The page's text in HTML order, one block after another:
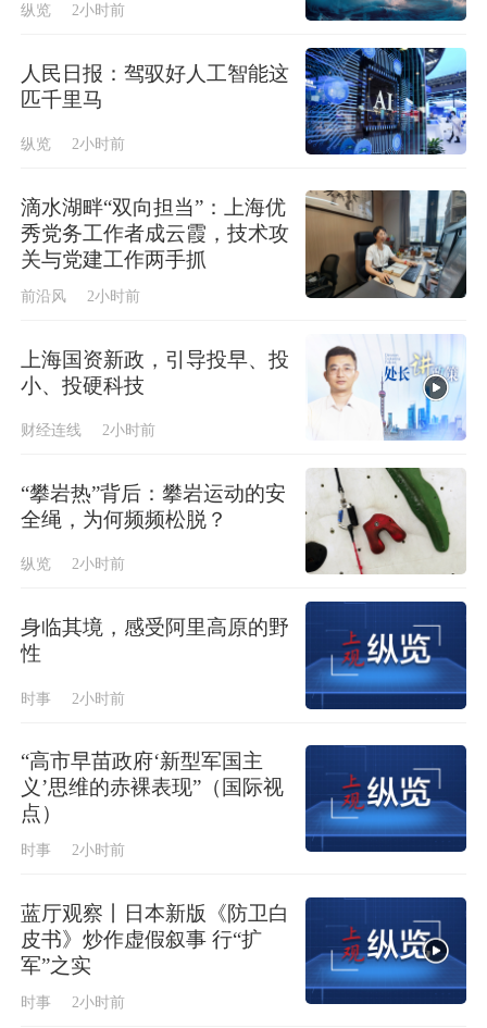
纵览 2小时前
人民日报：驾驭好人工智能这
匹千里马
纵览 2小时前
滴水湖畔“双向担当”：上海优
秀党务工作者成云霞，技术攻
关与党建工作两手抓
前沿风 2小时前
上海国资新政，引导投早、投
小、投硬科技
财经连线 2小时前
“攀岩热”背后：攀岩运动的安
全绳，为何频频松脱？
纵览 2小时前
身临其境，感受阿里高原的野
性
时事 2小时前
“高市早苗政府‘新型军国主
义’思维的赤裸表现”（国际视
点）
时事 2小时前
蓝厅观察丨日本新版《防卫白
皮书》炒作虚假叙事 行“扩
军”之实
时事 2小时前